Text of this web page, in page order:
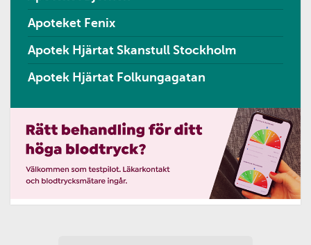
Apoteket Fenix
Apotek Hjärtat Skanstull Stockholm
Apotek Hjärtat Folkungagatan